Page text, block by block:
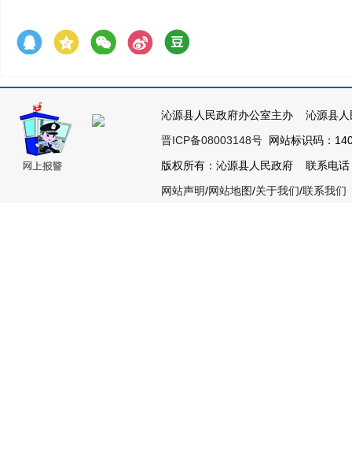
沁源县人民政府办公室主办 沁源县
晋ICP备08003148号 网站标识码：
版权所有：沁源县人民政府 联系电
网站声明/网站地图/关于我们/联系我们